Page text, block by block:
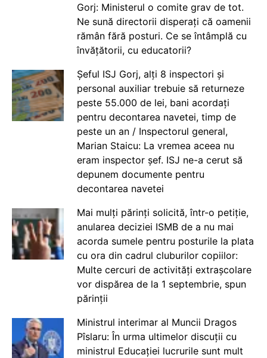
Gorj: Ministerul o comite grav de tot.
Ne sună directorii disperați că oamenii
rămân fără posturi. Ce se întâmplă cu
învățătorii, cu educatorii?
Șeful ISJ Gorj, alți 8 inspectori și
personal auxiliar trebuie să returneze
peste 55.000 de lei, bani acordați
pentru decontarea navetei, timp de
peste un an / Inspectorul general,
Marian Staicu: La vremea aceea nu
eram inspector șef. ISJ ne-a cerut să
depunem documente pentru
decontarea navetei
Mai mulți părinți solicită, într-o petiție,
anularea deciziei ISMB de a nu mai
acorda sumele pentru posturile la plata
cu ora din cadrul cluburilor copiilor:
Multe cercuri de activități extrașcolare
vor dispărea de la 1 septembrie, spun
părinții
Ministrul interimar al Muncii Dragos
Pîslaru: În urma ultimelor discuții cu
ministrul Educației lucrurile sunt mult